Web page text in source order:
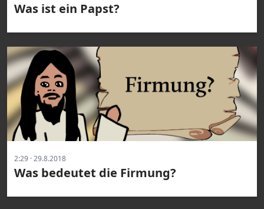
Was ist ein Papst?
2:29 · 29.8.2018
Was bedeutet die Firmung?